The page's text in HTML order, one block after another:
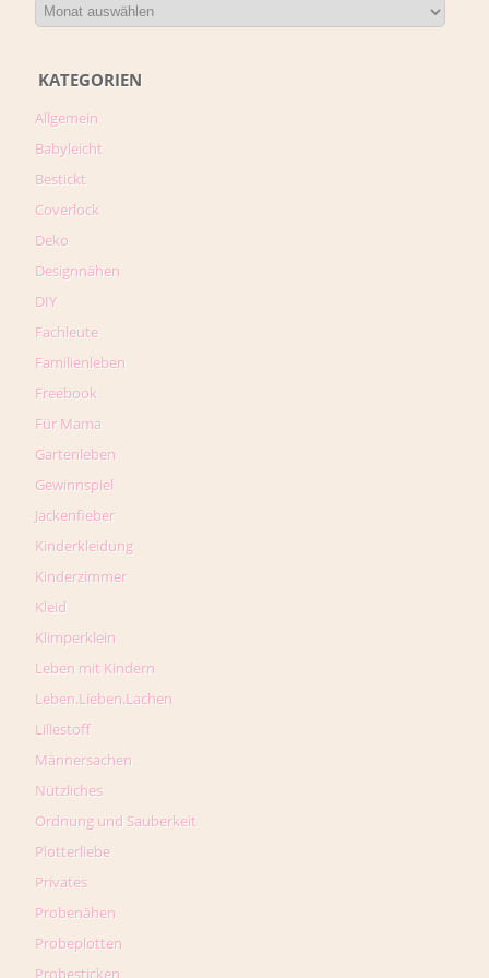
KATEGORIEN
Allgemein
Babyleicht
Bestickt
Coverlock
Deko
Designnähen
DIY
Fachleute
Familienleben
Freebook
Für Mama
Gartenleben
Gewinnspiel
Jackenfieber
Kinderkleidung
Kinderzimmer
Kleid
Klimperklein
Leben mit Kindern
Leben.Lieben.Lachen
Lillestoff
Männersachen
Nützliches
Ordnung und Sauberkeit
Plotterliebe
Privates
Probenähen
Probeplotten
Probesticken